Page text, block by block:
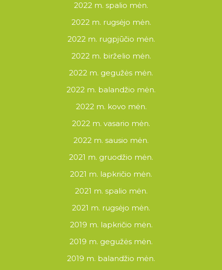
2022 m. spalio mėn.
2022 m. rugsėjo mėn.
2022 m. rugpjūčio mėn.
2022 m. birželio mėn.
2022 m. gegužės mėn.
2022 m. balandžio mėn.
2022 m. kovo mėn.
2022 m. vasario mėn.
2022 m. sausio mėn.
2021 m. gruodžio mėn.
2021 m. lapkričio mėn.
2021 m. spalio mėn.
2021 m. rugsėjo mėn.
2019 m. lapkričio mėn.
2019 m. gegužės mėn.
2019 m. balandžio mėn.